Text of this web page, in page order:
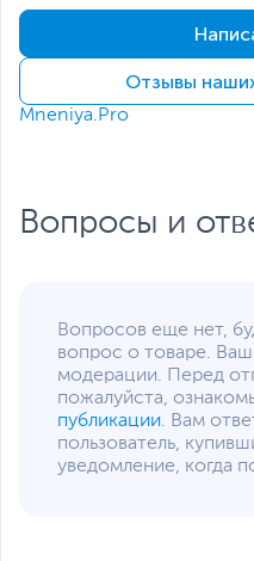
Размеры и вес
Размеры (Ш х В х Г)
Вес изделия
Заводские данные
Срок гарантии (мес.)
Ссылка на сайт
производителя
Если вы заметили ошибку или
пожалуйста, выделите текст с
Отзывы
Mneniya.Pro
Вопросы и
Вопросов еще нет,
вопрос о товаре.
модерации. Перед
пожалуйста,
публикации. Вам
пользователь,
уведомление, когда